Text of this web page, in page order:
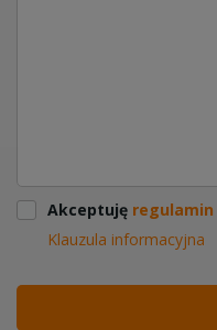
Akceptuję regulamin
Klauzula informacyjna